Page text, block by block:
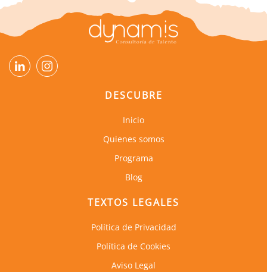
DESCUBRE
Inicio
Quienes somos
Programa
Blog
TEXTOS LEGALES
Política de Privacidad
Política de Cookies
Aviso Legal